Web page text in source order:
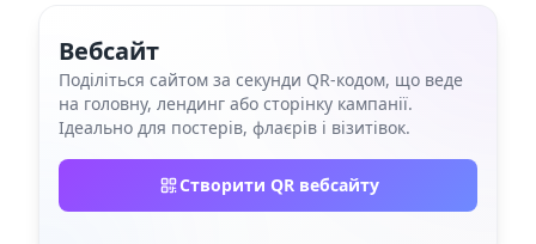
Вебсайт
Поділіться сайтом за секунди QR‑кодом, що веде
на головну, лендинг або сторінку кампанії.
Ідеально для постерів, флаєрів і візитівок.
Створити QR вебсайту